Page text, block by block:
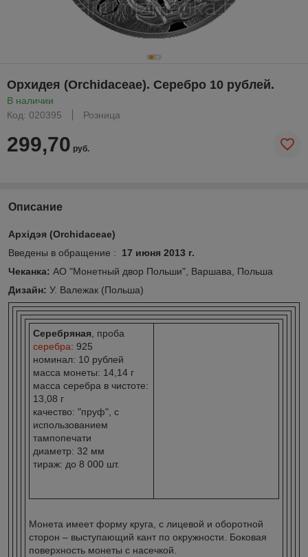
Орхидея (Orchidaceae). Серебро 10 рублей.
В наличии
Код: 020395
Розница
299,70 руб.
Описание
Архідэя (Orchidaceae)
Введены в обращение : 17 июня 2013 г.
Чеканка: АО "Монетный двор Польши", Варшава, Польша
Дизайн: У. Валежак (Польша)
Серебряная , проба
серебра: 925
номинал: 10 рублей
масса монеты: 14,14 г
масса серебра в чистоте:
13,08 г
качество: "пруф", с
использованием
тампопечати
диаметр: 32 мм
тираж: до 8 000 шт.
Монета имеет форму круга, с лицевой и оборотной
сторон – выступающий кант по окружности. Боковая
поверхность монеты с насечкой.